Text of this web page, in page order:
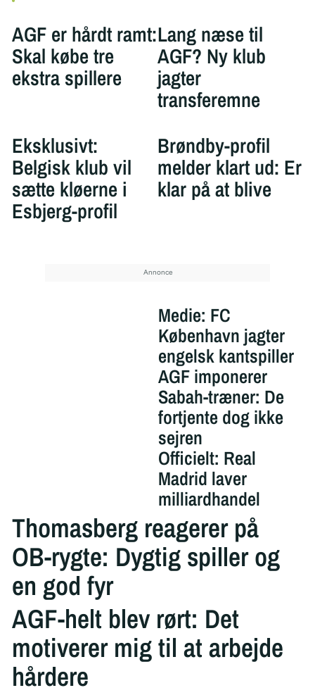
AGF er hårdt ramt:
Skal købe tre
ekstra spillere
Lang næse til
AGF? Ny klub
jagter
transferemne
Eksklusivt:
Belgisk klub vil
sætte kløerne i
Esbjerg-profil
Brøndby-profil
melder klart ud: Er
klar på at blive
Medie: FC
København jagter
engelsk kantspiller
AGF imponerer
Sabah-træner: De
fortjente dog ikke
sejren
Officielt: Real
Madrid laver
milliardhandel
Thomasberg reagerer på
OB-rygte: Dygtig spiller og
en god fyr
AGF-helt blev rørt: Det
motiverer mig til at arbejde
hårdere